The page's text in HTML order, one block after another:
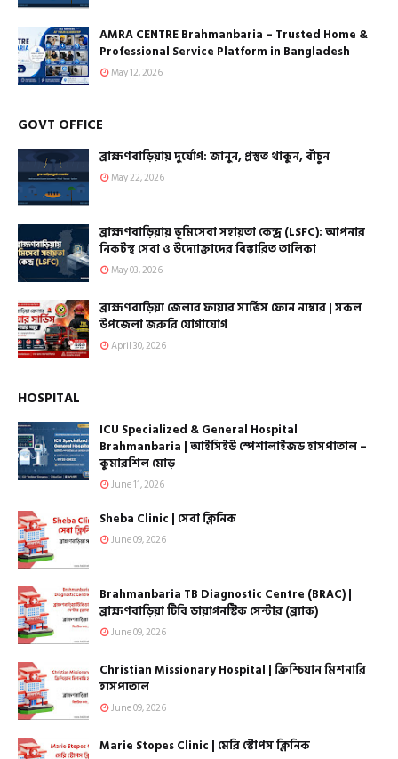
AMRA CENTRE Brahmanbaria – Trusted Home &
Professional Service Platform in Bangladesh
May 12, 2026
GOVT OFFICE
ব্রাহ্মণবাড়িয়ায় দুর্যোগ: জানুন, প্রস্তুত থাকুন, বাঁচুন
May 22, 2026
ব্রাহ্মণবাড়িয়ায় ভূমিসেবা সহায়তা কেন্দ্র (LSFC): আপনার
নিকটস্থ সেবা ও উদ্যোক্তাদের বিস্তারিত তালিকা
May 03, 2026
ব্রাহ্মণবাড়িয়া জেলার ফায়ার সার্ভিস ফোন নাম্বার | সকল
উপজেলা জরুরি যোগাযোগ
April 30, 2026
HOSPITAL
ICU Specialized & General Hospital
Brahmanbaria | আইসিইউ স্পেশালাইজড হাসপাতাল –
কুমারশিল মোড়
June 11, 2026
Sheba Clinic | সেবা ক্লিনিক
June 09, 2026
Brahmanbaria TB Diagnostic Centre (BRAC) |
ব্রাহ্মণবাড়িয়া টিবি ডায়াগনস্টিক সেন্টার (ব্র্যাক)
June 09, 2026
Christian Missionary Hospital | ক্রিশ্চিয়ান মিশনারি
হাসপাতাল
June 09, 2026
Marie Stopes Clinic | মেরি স্টোপস ক্লিনিক